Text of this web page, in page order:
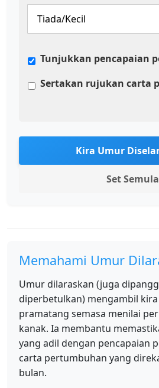
Tunjukkan pencapaian
Sertakan rujukan carta
Kira Umur
Set Semula
Memahami Umur
Umur dilaraskan (juga
diperbetulkan) mengambil
pramatang semasa menilai
kanak. Ia membantu
yang adil dengan pencapaian
carta pertumbuhan yang
bulan.